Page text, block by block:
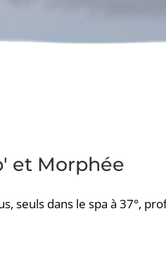
et Morphée
seuls dans le spa à 37°,